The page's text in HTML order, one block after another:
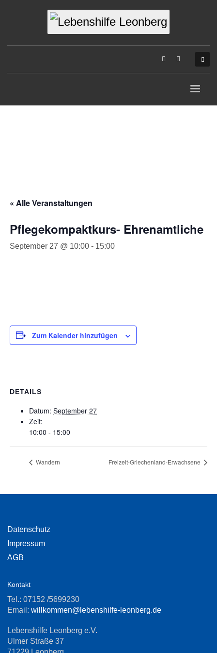
« Alle Veranstaltungen
Pflegekompaktkurs- Ehrenamtliche
September 27 @ 10:00 - 15:00
Zum Kalender hinzufügen
DETAILS
Datum: September 27
Zeit:
10:00 - 15:00
Wandern Freizeit-Griechenland-Erwachsene
Datenschutz
Impressum
AGB
Kontakt
Tel.: 07152 /5699230
Email: willkommen@lebenshilfe-leonberg.de
Lebenshilfe Leonberg e.V.
Ulmer Straße 37